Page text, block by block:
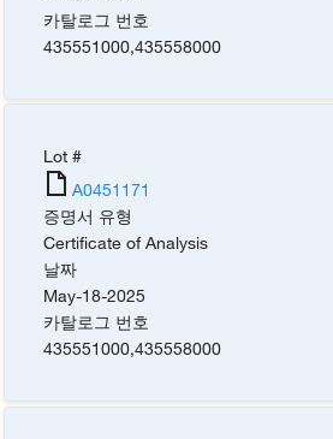
카탈로그 번호
435551000,435558000
Lot #
A0451171
증명서 유형
Certificate of Analysis
날짜
May-18-2025
카탈로그 번호
435551000,435558000